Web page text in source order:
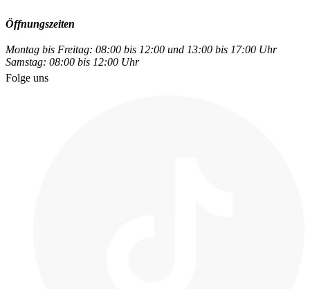
Öffnungszeiten
Montag bis Freitag: 08:00 bis 12:00 und 13:00 bis 17:00 Uhr
Samstag: 08:00 bis 12:00 Uhr
Folge uns